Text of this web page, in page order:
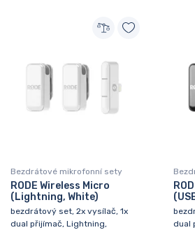
Bezdrátové mikrofonní sety
RODE Wireless Micro
(Lightning, White)
bezdrátový set, 2x vysílač, 1x
dual přijímač, Lightning,
dual